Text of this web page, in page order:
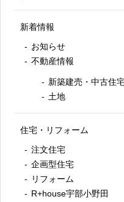
新着情報
お知らせ
不動産情報
新築建売・中古住
土地
住宅・リフォーム
注文住宅
企画型住宅
リフォーム
R+house宇部小野田